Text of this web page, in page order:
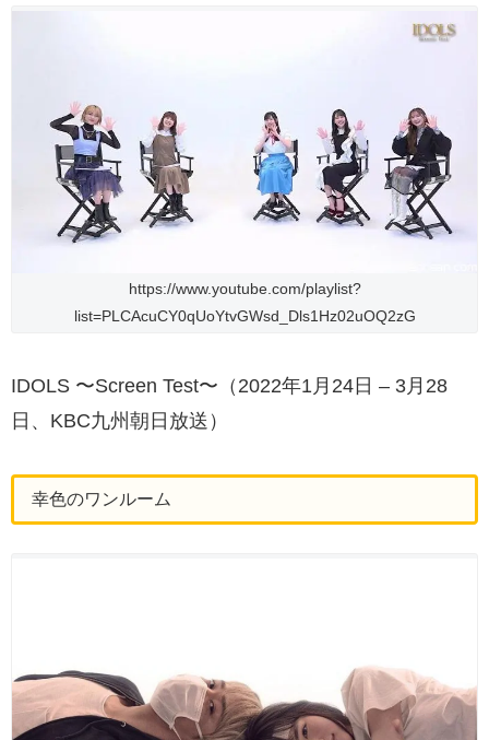
https://www.youtube.com/playlist?
list=PLCAcuCY0qUoYtvGWsd_Dls1Hz02uOQ2zG
IDOLS 〜Screen Test〜（2022年1月24日 – 3月28
日、KBC九州朝日放送）
幸色のワンルーム